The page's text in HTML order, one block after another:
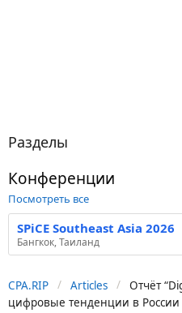
Разделы
Конференции
Посмотреть все
SPiCE Southeast Asia 2026
Бангкок, Таиланд
CPA.RIP Articles
Отчёт
цифровые тенденции в России